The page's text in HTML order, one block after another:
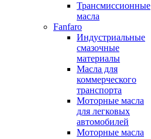
Трансмиссионные
масла
Fanfaro
Индустриальные
смазочные
материалы
Масла для
коммерческого
транспорта
Моторные масла
для легковых
автомобилей
Моторные масла